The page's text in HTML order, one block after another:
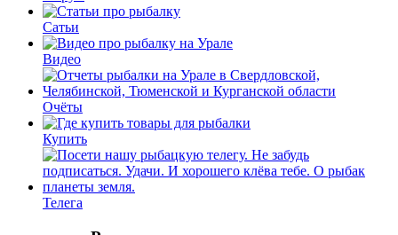
Сатьи
Видео
Очёты
Купить
Телега